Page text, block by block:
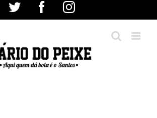
Twitter FacebookInstagram